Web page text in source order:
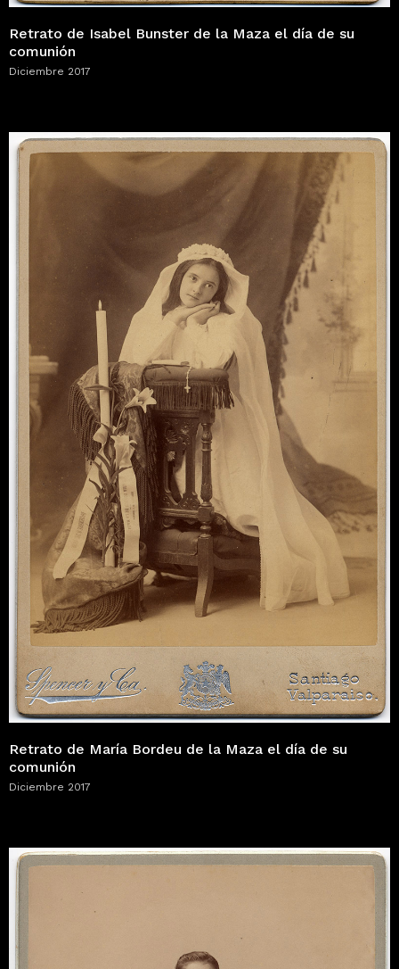
Retrato de Isabel Bunster de la Maza el día de su
comunión
Diciembre 2017
Retrato de María Bordeu de la Maza el día de su
comunión
Diciembre 2017